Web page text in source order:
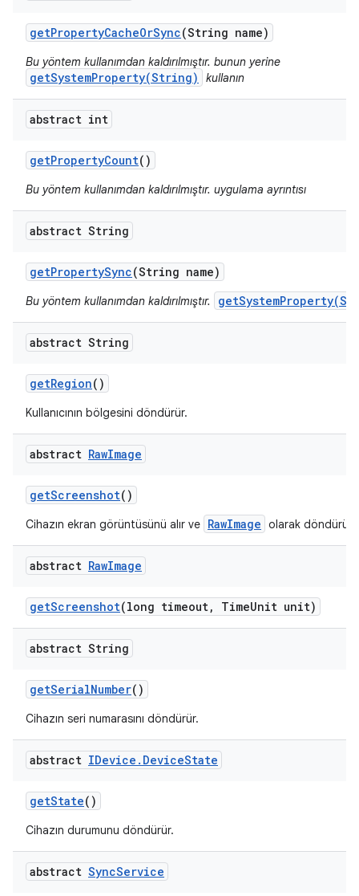
getPropertyCacheOrSync(String name)
Bu yöntem kullanımdan kaldırılmıştır. bunun yerine
getSystemProperty(String) kullanın
abstract int
getPropertyCount()
Bu yöntem kullanımdan kaldırılmıştır. uygulama ayrıntısı
abstract String
getPropertySync(String name)
Bu yöntem kullanımdan kaldırılmıştır.
abstract String
getRegion()
Kullanıcının bölgesini döndürür.
abstract RawImage
getScreenshot()
Cihazın ekran görüntüsünü alır ve RawImage olarak döndürür.
abstract RawImage
getScreenshot(long timeout, TimeUnit unit)
abstract String
getSerialNumber()
Cihazın seri numarasını döndürür.
abstract IDevice . DeviceState
getState()
Cihazın durumunu döndürür.
abstract SyncService